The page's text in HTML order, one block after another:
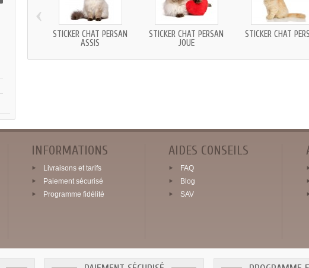
STICKER CHAT PERSAN
ASSIS
STICKER CHAT PERSAN
JOUE
STICKER CHAT
‹
INFORMATIONS
Livraisons et tarifs
Paiement sécurisé
Programme fidélité
AIDES CONSEILS
FAQ
Blog
SAV